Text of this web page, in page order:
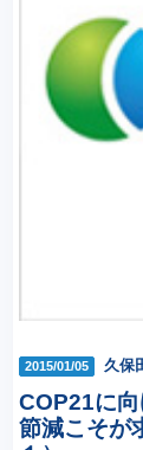
2015/01/05 久保
COP21に
節減こそが